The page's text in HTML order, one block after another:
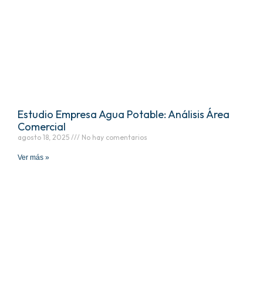
Estudio Empresa Agua Potable: Análisis Área
Comercial
agosto 18, 2025 No hay comentarios
Ver más »